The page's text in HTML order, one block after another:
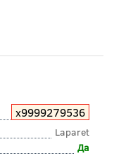
х9999279536
Laparet
Да